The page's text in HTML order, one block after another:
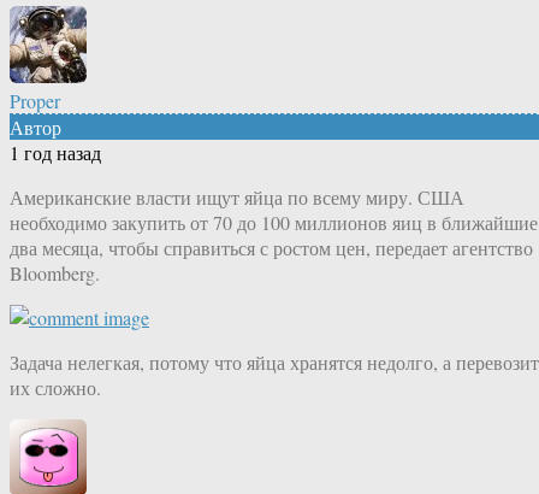
Proper
Автор
1 год назад
Американские власти ищут яйца по всему миру. США
необходимо закупить от 70 до 100 миллионов яиц в ближайшие
два месяца, чтобы справиться с ростом цен, передает агентство
Bloomberg.
Задача нелегкая, потому что яйца хранятся недолго, а
их сложно.